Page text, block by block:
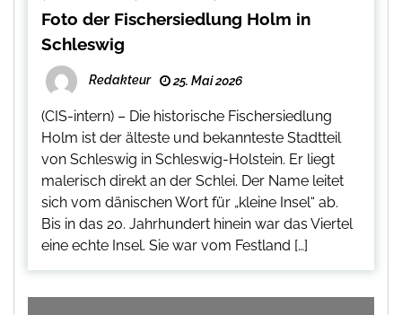
Foto der Fischersiedlung Holm in
Schleswig
Redakteur 25. Mai 2026
(CIS-intern) – Die historische Fischersiedlung
Holm ist der älteste und bekannteste Stadtteil
von Schleswig in Schleswig-Holstein. Er liegt
malerisch direkt an der Schlei. Der Name leitet
sich vom dänischen Wort für „kleine Insel“ ab.
Bis in das 20. Jahrhundert hinein war das Viertel
eine echte Insel. Sie war vom Festland […]